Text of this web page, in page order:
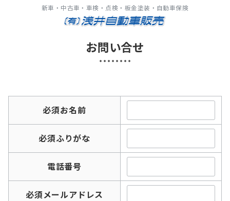
新車・中古車・車検・点検・板金塗装・自動車保険
お問い合せ
必須お名前
必須ふりがな
電話番号
必須メールアドレス